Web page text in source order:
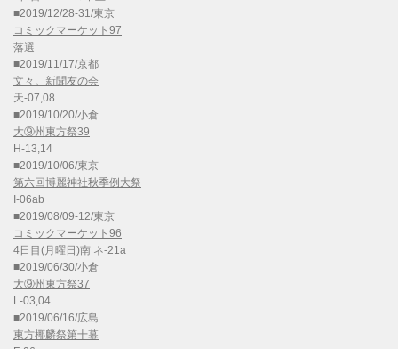
■2019/12/28-31/東京
コミックマーケット97
落選
■2019/11/17/京都
文々。新聞友の会
天-07,08
■2019/10/20/小倉
大⑨州東方祭39
H-13,14
■2019/10/06/東京
第六回博麗神社秋季例大祭
I-06ab
■2019/08/09-12/東京
コミックマーケット96
4日目(月曜日)南 ネ-21a
■2019/06/30/小倉
大⑨州東方祭37
L-03,04
■2019/06/16/広島
東方椰麟祭第十幕